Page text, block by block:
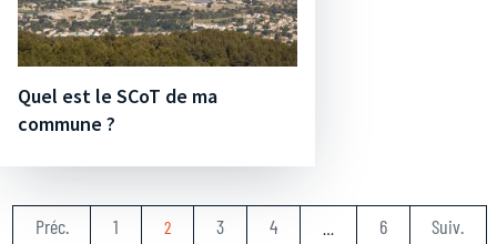
Quel est le SCoT de ma
commune ?
Préc. 1 2 3 4 6 Suiv.